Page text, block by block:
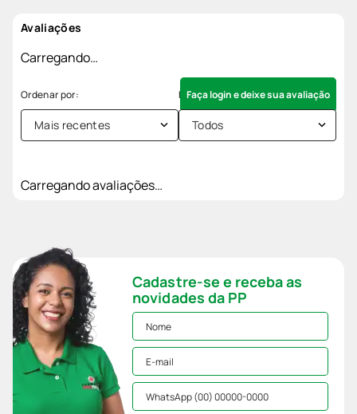
Avaliações
Carregando…
Faça login e deixe sua avaliação
Mais recentes Todos
Carregando avaliações…
Cadastre-se e receba as
novidades da PP